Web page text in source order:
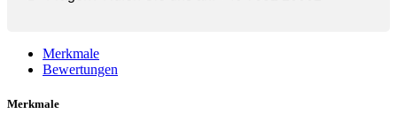
Merkmale
Bewertungen
Merkmale